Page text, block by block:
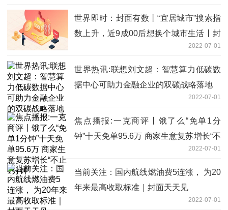
世界即时：封面有数丨“宜居城市”搜索指
数上升，近9成00后想换个城市生活丨封
2022-07-01
世界热讯:联想刘文超：智慧算力低碳数
据中心可助力金融企业的双碳战略落地
2022-07-01
焦点播报:一克商评丨饿了么“免单1分
钟”十天免单95.6万 商家生意复苏增长“不
2022-07-01
当前关注：国内航线燃油费5连涨， 为20
年来最高收取标准｜封面天天见
2022-07-01